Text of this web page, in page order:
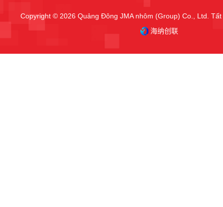
Copyright © 2026 Quảng Đông JMA nhôm (Group) Co., Ltd.
海纳创联